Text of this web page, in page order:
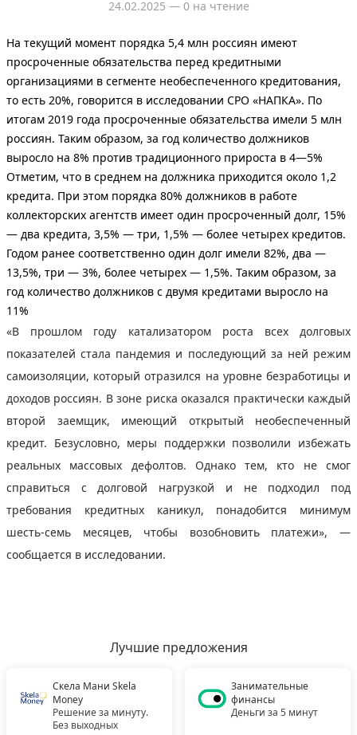
24.02.2025 — 0 на чтение
На текущий момент порядка 5,4 млн россиян имеют
просроченные обязательства перед кредитными
организациями в сегменте необеспеченного кредитования,
то есть 20%, говорится в исследовании СРО «НАПКА». По
итогам 2019 года просроченные обязательства имели 5 млн
россиян. Таким образом, за год количество должников
выросло на 8% против традиционного прироста в 4—5%
Отметим, что в среднем на должника приходится около 1,2
кредита. При этом порядка 80% должников в работе
коллекторских агентств имеет один просроченный долг, 15%
— два кредита, 3,5% — три, 1,5% — более четырех кредитов.
Годом ранее соответственно один долг имели 82%, два —
13,5%, три — 3%, более четырех — 1,5%. Таким образом, за
год количество должников с двумя кредитами выросло на
11%
«В прошлом году катализатором роста всех долговых
показателей стала пандемия и последующий за ней режим
самоизоляции, который отразился на уровне безработицы и
доходов россиян. В зоне риска оказался практически каждый
второй заемщик, имеющий открытый необеспеченный
кредит. Безусловно, меры поддержки позволили избежать
реальных массовых дефолтов. Однако тем, кто не смог
справиться с долговой нагрузкой и не подходил под
требования кредитных каникул, понадобится минимум
шесть-семь месяцев, чтобы возобновить платежи», —
сообщается в исследовании.
Лучшие предложения
Скела Мани Skela
Money
Решение за минуту.
Без выходных
Занимательные
финансы
Деньги за 5 минут